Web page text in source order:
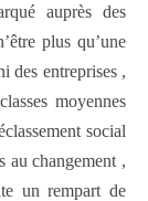
auprès des
plus qu’une
des entreprises ,
moyennes
social
au changement ,
un rempart de